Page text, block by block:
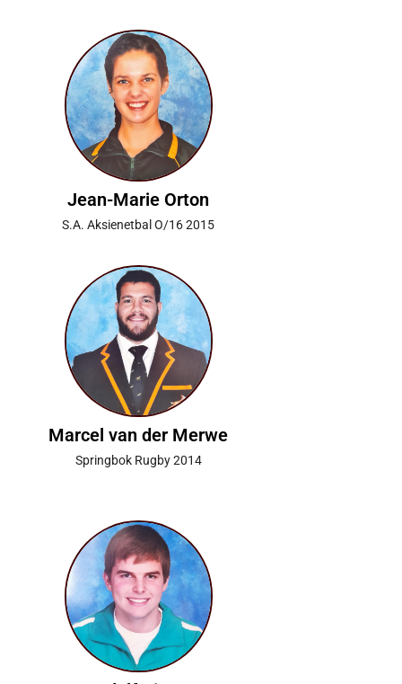
Jean-Marie Orton
S.A. Aksienetbal O/16 2015
Marcel van der Merwe
Springbok Rugby 2014